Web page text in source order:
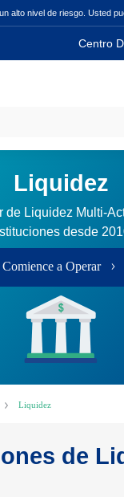
alto nivel de riesgo. Usted
Centro
Liquidez
de Liquidez Multi-
desde
Comience a Operar
Liquidez
de